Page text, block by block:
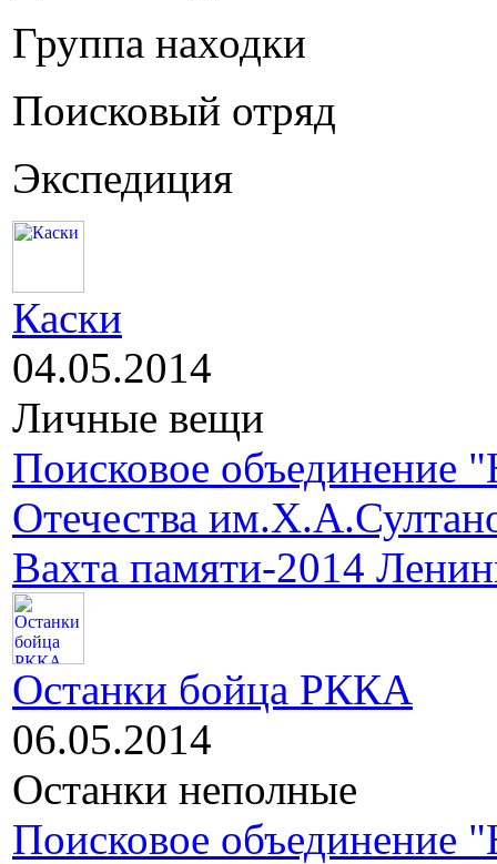
Группа находки
Поисковый отряд
Экспедиция
Каски
04.05.2014
Личные вещи
Поисковое объединение
Отечества
Вахта памяти-2014
Останки бойца РККА
06.05.2014
Останки неполные
Поисковое объединение